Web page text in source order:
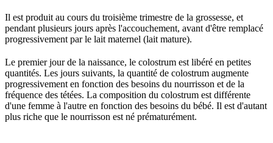
Il est produit au cours du troisième trimestre de la grossesse, et
pendant plusieurs jours après l'accouchement, avant d'être remplacé
progressivement par le lait maternel (lait mature).
Le premier jour de la naissance, le colostrum est libéré en petites
quantités. Les jours suivants, la quantité de colostrum augmente
progressivement en fonction des besoins du nourrisson et de la
fréquence des tétées. La composition du colostrum est différente
d'une femme à l'autre en fonction des besoins du bébé. Il est d'autant
plus riche que le nourrisson est né prématurément.